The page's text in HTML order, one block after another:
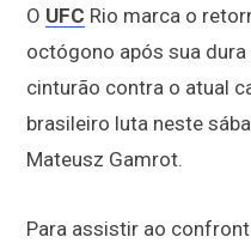
O UFC Rio marca o
octógono após sua
cinturão contra o atual
brasileiro luta neste
Mateusz Gamrot.
Para assistir ao